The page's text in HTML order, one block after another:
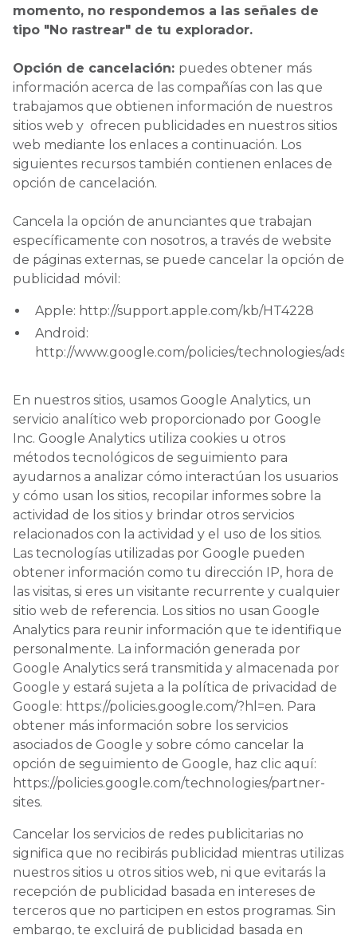
momento, no respondemos a las señales de
tipo "No rastrear" de tu explorador.
Opción de cancelación: puedes obtener más
información acerca de las compañías con las que
trabajamos que obtienen información de nuestros
sitios web y ofrecen publicidades en nuestros sitios
web mediante los enlaces a continuación. Los
siguientes recursos también contienen enlaces de
opción de cancelación.
Cancela la opción de anunciantes que trabajan
específicamente con nosotros, a través de website
de páginas externas, se puede cancelar la opción de
publicidad móvil:
Apple: http://support.apple.com/kb/HT4228
Android:
http://www.google.com/policies/technologies/ads/
En nuestros sitios, usamos Google Analytics, un
servicio analítico web proporcionado por Google
Inc. Google Analytics utiliza cookies u otros
métodos tecnológicos de seguimiento para
ayudarnos a analizar cómo interactúan los usuarios
y cómo usan los sitios, recopilar informes sobre la
actividad de los sitios y brindar otros servicios
relacionados con la actividad y el uso de los sitios.
Las tecnologías utilizadas por Google pueden
obtener información como tu dirección IP, hora de
las visitas, si eres un visitante recurrente y cualquier
sitio web de referencia. Los sitios no usan Google
Analytics para reunir información que te identifique
personalmente. La información generada por
Google Analytics será transmitida y almacenada por
Google y estará sujeta a la política de privacidad de
Google: https://policies.google.com/?hl=en. Para
obtener más información sobre los servicios
asociados de Google y sobre cómo cancelar la
opción de seguimiento de Google, haz clic aquí:
https://policies.google.com/technologies/partner-
sites.
Cancelar los servicios de redes publicitarias no
significa que no recibirás publicidad mientras utilizas
nuestros sitios u otros sitios web, ni que evitarás la
recepción de publicidad basada en intereses de
terceros que no participen en estos programas. Sin
embargo, te excluirá de publicidad basada en